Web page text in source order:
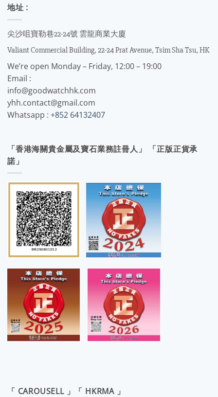
地址 :
尖沙咀寶勒巷22-24號 雲龍商業大廈
Valiant Commercial Building, 22-24 Prat Avenue, Tsim Sha Tsu, HK
We’re open Monday – Friday, 12:00 – 19:00
Email :
info@goodwatchhk.com
yhh.contact@gmail.com
Whatsapp : +852 64132407
「香港海關貴金屬及寶石業務註冊人」 「正版正貨承
諾」
「 CAROUSELL 」「 HKRMA 」